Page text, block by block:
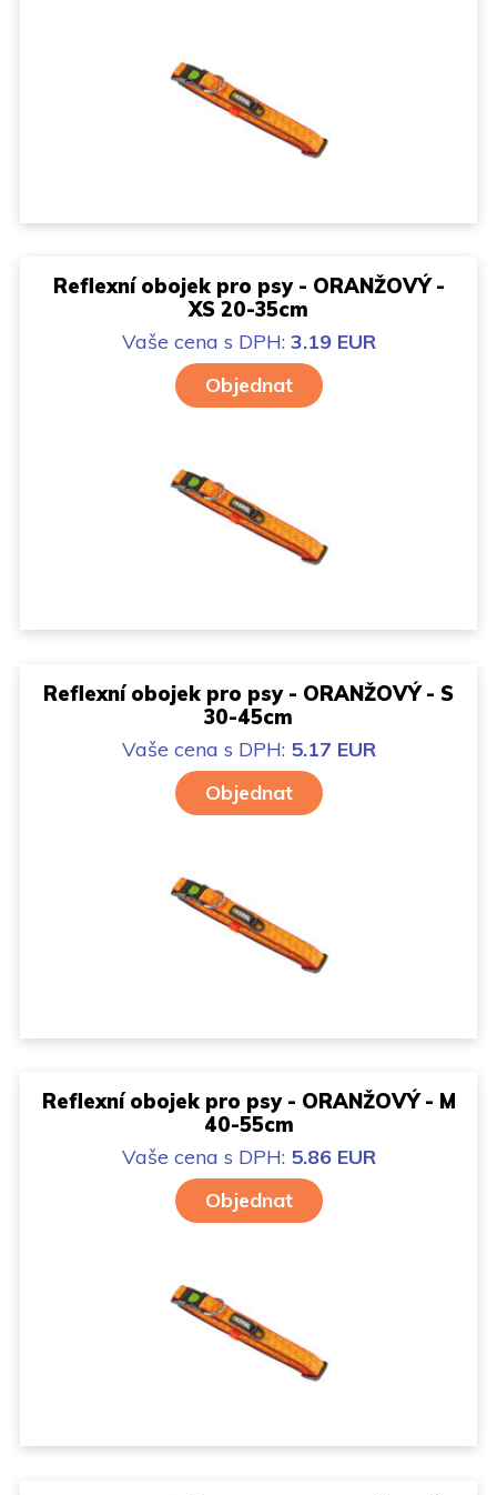
Reflexní obojek pro psy - ORANŽOVÝ -
XS 20-35cm
Vaše cena s DPH: 3.19 EUR
Objednat
Reflexní obojek pro psy - ORANŽOVÝ - S
30-45cm
Vaše cena s DPH: 5.17 EUR
Objednat
Reflexní obojek pro psy - ORANŽOVÝ - M
40-55cm
Vaše cena s DPH: 5.86 EUR
Objednat